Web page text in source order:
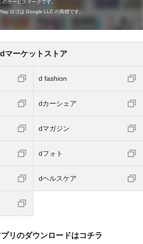
サービスマークです。
ロゴは Google LLC の商標です。
dマーケットストア
d fashion
dカーシェア
dマガジン
dフォト
dヘルスケア
リのダウンロードはコチラ